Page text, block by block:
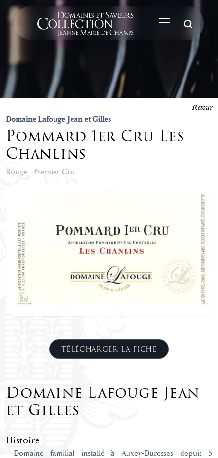
Domaine Lafouge Jean et Gilles
Pommard 1er Cru Les
Chanlins
Rouge - Premier Cru
Retour
TÉLÉCHARGER LA FICHE
Domaine Lafouge Jean
et Gilles
Histoire
Domaine familial installé à Auxey-Duresses depuis 5